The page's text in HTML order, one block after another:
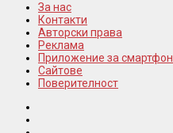
За нас
Контакти
Авторски права
Реклама
Приложение за смартфон
Сайтове
Поверителност